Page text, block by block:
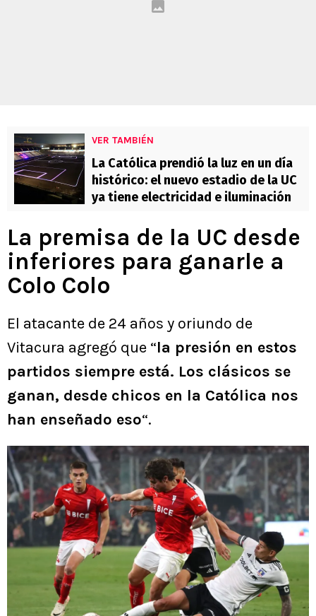
VER TAMBIÉN
La Católica prendió la luz en un día
histórico: el nuevo estadio de la UC
ya tiene electricidad e iluminación
La premisa de la UC desde
inferiores para ganarle a
Colo Colo
El atacante de 24 años y oriundo de
Vitacura agregó que “la presión en estos
partidos siempre está. Los clásicos se
ganan, desde chicos en la Católica nos
han enseñado eso“.